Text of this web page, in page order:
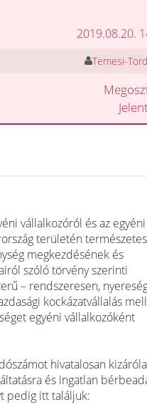
2019.08.20.
Temesi-
vállalkozóról és az
területén természetes
megkezdésének és
szóló törvény szerinti
– rendszeresen,
kockázatvállalás
egyéni vállalkozóként
hivatalosan
és ingatlan
pedig itt találjuk: